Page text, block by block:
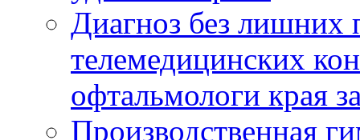
Диагноз без лишних
телемедицинских
офтальмологи края
Производственная